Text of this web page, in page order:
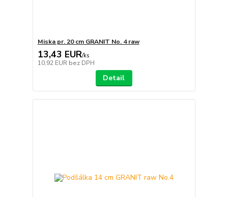
Miska pr. 20 cm GRANIT No. 4 raw
13,43 EUR/ks
10,92 EUR bez DPH
Detail